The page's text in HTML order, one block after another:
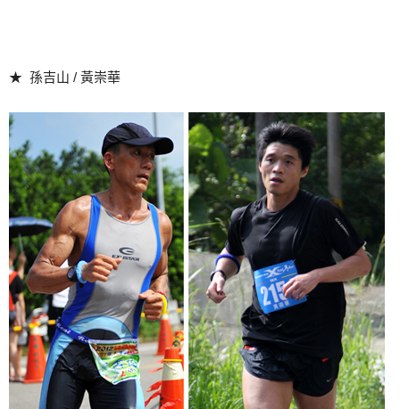
★ 孫吉山 / 黃崇華